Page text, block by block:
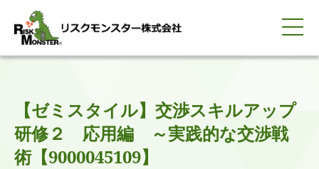
0120-259-440
簡体中文
ENGLISH
【ゼミスタイル】交渉スキルアップ
研修２ 応用編 ～実践的な交渉戦
術【9000045109】